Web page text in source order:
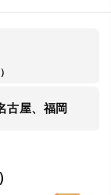
古屋、福岡